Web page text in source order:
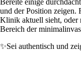
und der Position zeigen.
Klinik aktuell sieht, oder
Bereich der
✨Sei authentisch und